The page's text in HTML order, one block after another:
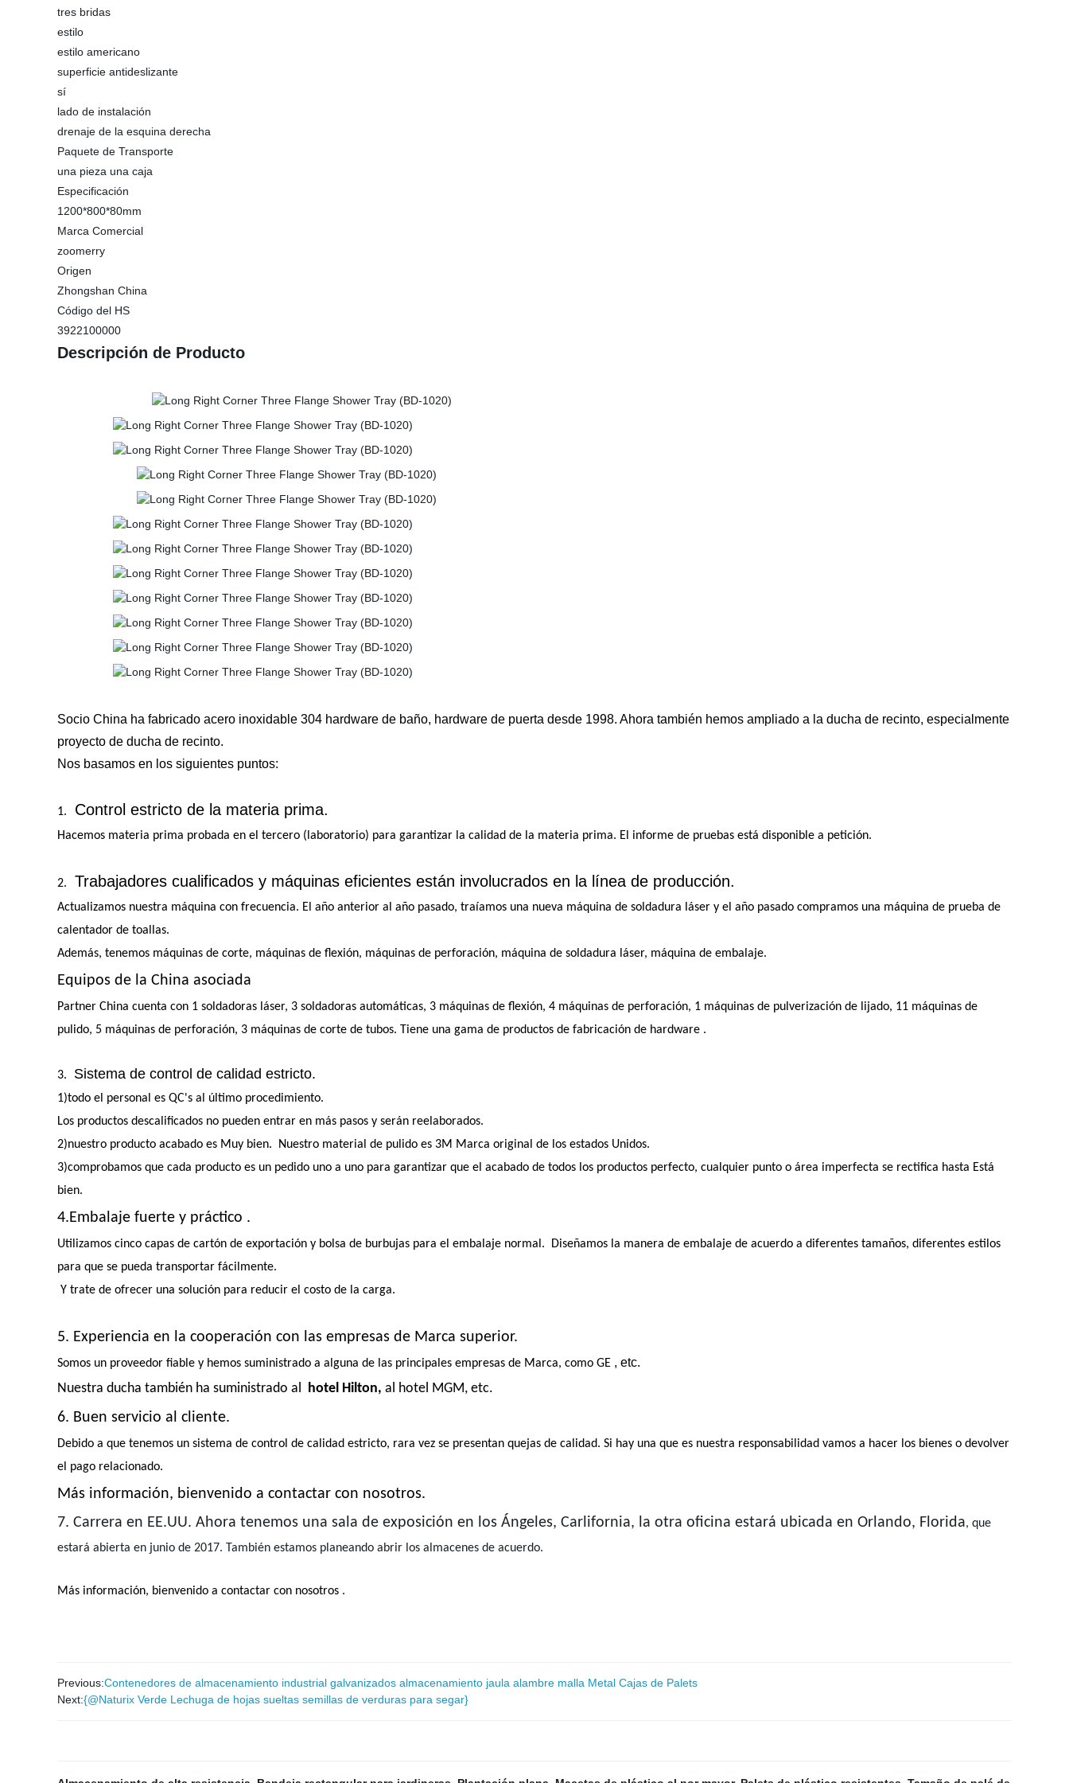
tres bridas
estilo
estilo americano
superficie antideslizante
sí
lado de instalación
drenaje de la esquina derecha
Paquete de Transporte
una pieza una caja
Especificación
1200*800*80mm
Marca Comercial
zoomerry
Origen
Zhongshan China
Código del HS
3922100000
Descripción de Producto
Socio China ha fabricado acero inoxidable 304 hardware de baño, hardware de puerta desde 1998. Ahora también hemos ampliado a la ducha de recinto, especialmente
proyecto de ducha de recinto.
Nos basamos en los siguientes puntos:
1. Control estricto de la materia prima.
Hacemos materia prima probada en el tercero (laboratorio) para garantizar la calidad de la materia prima. El informe de pruebas está disponible a petición.
2. Trabajadores cualificados y máquinas eficientes están involucrados en la línea de producción.
Actualizamos nuestra máquina con frecuencia. El año anterior al año pasado, traíamos una nueva máquina de soldadura láser y el año pasado compramos una máquina de prueba de
calentador de toallas.
Además, tenemos máquinas de corte, máquinas de flexión, máquinas de perforación, máquina de soldadura láser, máquina de embalaje.
Equipos de la China asociada
Partner China cuenta con 1 soldadoras láser, 3 soldadoras automáticas, 3 máquinas de flexión, 4 máquinas de perforación, 1 máquinas de pulverización de lijado, 11 máquinas de
pulido, 5 máquinas de perforación, 3 máquinas de corte de tubos. Tiene una gama de productos de fabricación de hardware .
3. Sistema de control de calidad estricto.
1)todo el personal es QC's al último procedimiento.
Los productos descalificados no pueden entrar en más pasos y serán reelaborados.
2)nuestro producto acabado es Muy bien. Nuestro material de pulido es 3M Marca original de los estados Unidos.
3)comprobamos que cada producto es un pedido uno a uno para garantizar que el acabado de todos los productos perfecto, cualquier punto o área imperfecta se rectifica hasta Está
bien.
4.Embalaje fuerte y práctico .
Utilizamos cinco capas de cartón de exportación y bolsa de burbujas para el embalaje normal. Diseñamos la manera de embalaje de acuerdo a diferentes tamaños, diferentes estilos
para que se pueda transportar fácilmente.
Y trate de ofrecer una solución para reducir el costo de la carga.
5. Experiencia en la cooperación con las empresas de Marca superior.
Somos un proveedor fiable y hemos suministrado a alguna de las principales empresas de Marca, como GE , etc.
Nuestra ducha también ha suministrado al hotel Hilton, al hotel MGM, etc.
6. Buen servicio al cliente.
Debido a que tenemos un sistema de control de calidad estricto, rara vez se presentan quejas de calidad. Si hay una que es nuestra responsabilidad vamos a hacer los bienes o devolver
el pago relacionado.
Más información, bienvenido a contactar con nosotros.
7. Carrera en EE.UU. Ahora tenemos una sala de exposición en los Ángeles, Carlifornia, la otra oficina estará ubicada en Orlando, Florida, que
estará abierta en junio de 2017. También estamos planeando abrir los almacenes de acuerdo.
Más información, bienvenido a contactar con nosotros .
Previous:Contenedores de almacenamiento industrial galvanizados almacenamiento jaula alambre malla Metal Cajas de Palets
Next:{@Naturix Verde Lechuga de hojas sueltas semillas de verduras para segar}